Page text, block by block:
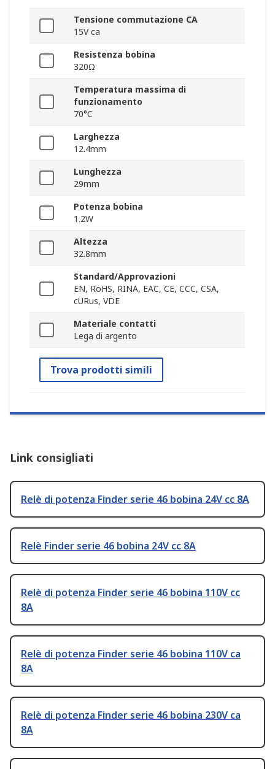
Tensione commutazione CA
15V ca
Resistenza bobina
320Ω
Temperatura massima di
funzionamento
70°C
Larghezza
12.4mm
Lunghezza
29mm
Potenza bobina
1.2W
Altezza
32.8mm
Standard/Approvazioni
EN, RoHS, RINA, EAC, CE, CCC, CSA,
cURus, VDE
Materiale contatti
Lega di argento
Trova prodotti simili
Link consigliati
Relè di potenza Finder serie 46 bobina 24V cc 8A
Relè Finder serie 46 bobina 24V cc 8A
Relè di potenza Finder serie 46 bobina 110V cc
8A
Relè di potenza Finder serie 46 bobina 110V ca
8A
Relè di potenza Finder serie 46 bobina 230V ca
8A